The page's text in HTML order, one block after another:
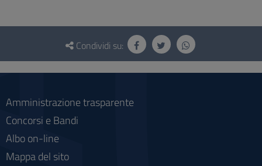
Questionario
social
Condividi su:
Amministrazione trasparente
Concorsi e Bandi
Albo on-line
Mappa del sito